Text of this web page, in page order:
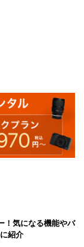
！気になる機能やバ
紹介